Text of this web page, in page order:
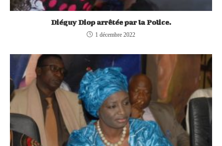
Diéguy Diop arrêtée par la Police.
1 décembre 2022